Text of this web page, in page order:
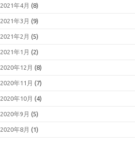
2021年4月 (8)
2021年3月 (9)
2021年2月 (5)
2021年1月 (2)
2020年12月 (8)
2020年11月 (7)
2020年10月 (4)
2020年9月 (5)
2020年8月 (1)